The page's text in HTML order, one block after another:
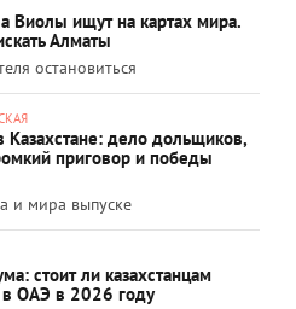
Виолы ищут на картах мира.
Алматы
остановиться
Казахстане: дело дольщиков,
приговор и победы
и мира выпуске
стоит ли казахстанцам
в ОАЭ в 2026 году